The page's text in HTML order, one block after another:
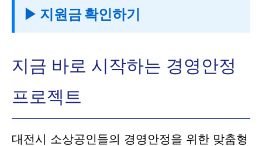
▶ 지원금 확인하기
지금 바로 시작하는 경영안정
프로젝트
대전시 소상공인들의 경영안정을 위한 맞춤형